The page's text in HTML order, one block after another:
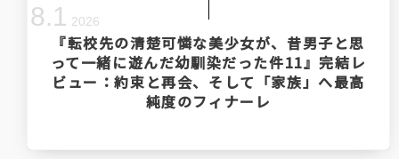
『転校先の清楚可憐な美少女が、昔男子と思
って一緒に遊んだ幼馴染だった件11』完結レ
ビュー：約束と再会、そして「家族」へ最高
純度のフィナーレ
8.1 2026